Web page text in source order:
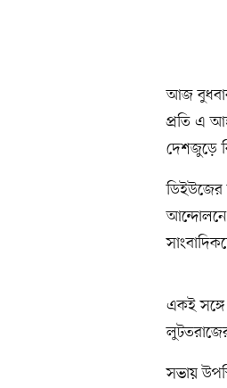
আজ
প্রতি এ
দেশজুড়ে
ডিইউজের
আন্দোলনে
একই
সভায়